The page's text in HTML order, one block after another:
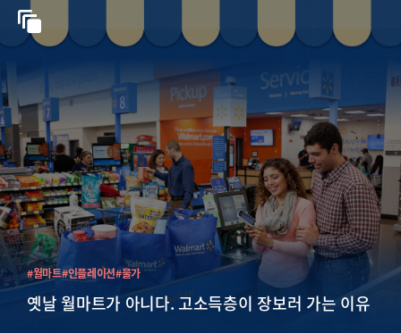
옛날 월마트가 아니다. 고소득층이 장보러 가는 이유
#월마트#인플레이션#물가